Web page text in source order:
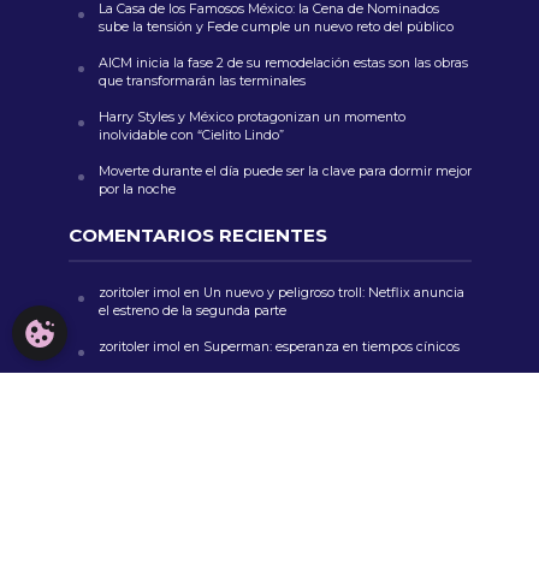
La Casa de los Famosos México: la Cena de Nominados
sube la tensión y Fede cumple un nuevo reto del público
AICM inicia la fase 2 de su remodelación estas son las obras
que transformarán las terminales
Harry Styles y México protagonizan un momento
inolvidable con “Cielito Lindo”
Moverte durante el día puede ser la clave para dormir mejor
por la noche
COMENTARIOS RECIENTES
zoritoler imol en Un nuevo y peligroso troll: Netflix anuncia
el estreno de la segunda parte
zoritoler imol en Superman: esperanza en tiempos cínicos
CONFIGURACIÓN DE COOKIES